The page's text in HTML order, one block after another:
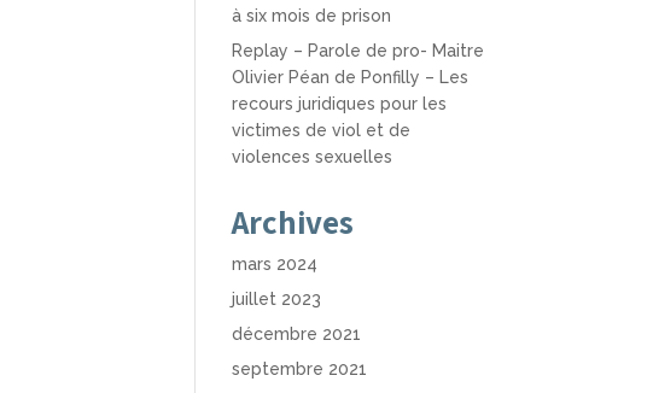
à six mois de prison
Replay – Parole de pro- Maitre
Olivier Péan de Ponfilly – Les
recours juridiques pour les
victimes de viol et de
violences sexuelles
Archives
mars 2024
juillet 2023
décembre 2021
septembre 2021